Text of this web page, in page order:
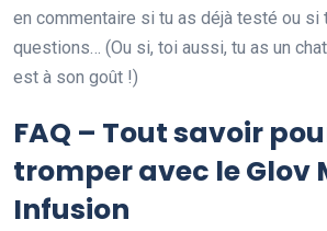
en commentaire si tu as déjà testé ou si
questions… (Ou si, toi aussi, tu as un
est à son goût !)
FAQ – Tout savoir
tromper avec le Glov
Infusion